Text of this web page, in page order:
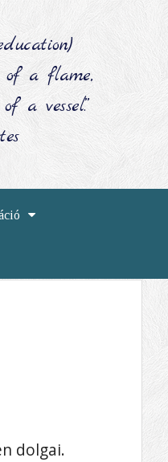
a flame,
a vessel.”
dolgai.